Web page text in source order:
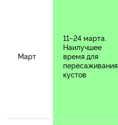
Март
11–24 марта.
Наилучшее
время для
пересаживания
кустов